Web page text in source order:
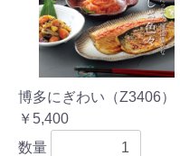
博多にぎわい（Z3406）
￥5,400
数量